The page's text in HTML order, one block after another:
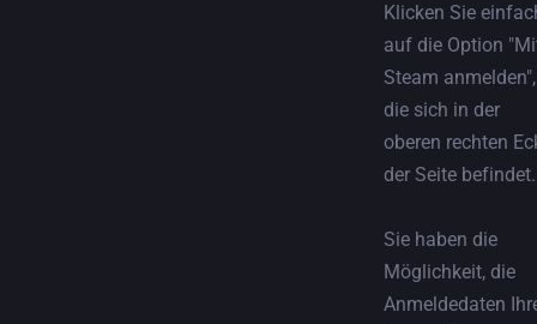
Klicken Sie
auf die Option
Steam anmelden",
die sich in der
oberen rechten
der Seite
Sie haben die
Möglichkeit, die
Anmeldedaten